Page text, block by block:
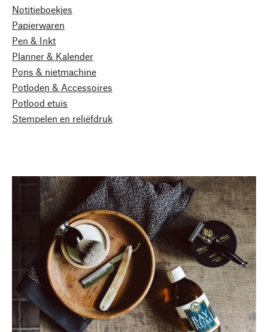
Notitieboekjes
Papierwaren
Pen & Inkt
Planner & Kalender
Pons & nietmachine
Potloden & Accessoires
Potlood etuis
Stempelen en reliëfdruk